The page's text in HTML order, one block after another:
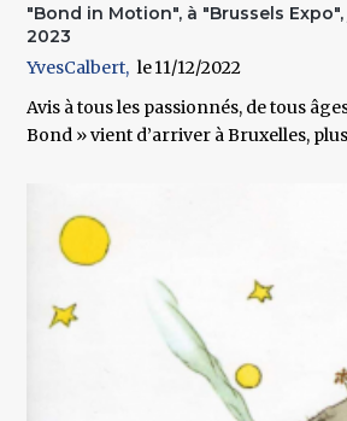
"Bond in Motion", à "Brussels
2023
YvesCalbert
11/12/2022
Avis à tous les passionnés, de tous
Bond » vient d’arriver à Bruxelles,